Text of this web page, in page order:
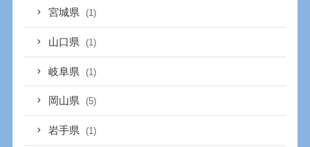
宮城県 (1)
山口県 (1)
岐阜県 (1)
岡山県 (5)
岩手県 (1)